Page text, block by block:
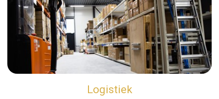
Logistiek